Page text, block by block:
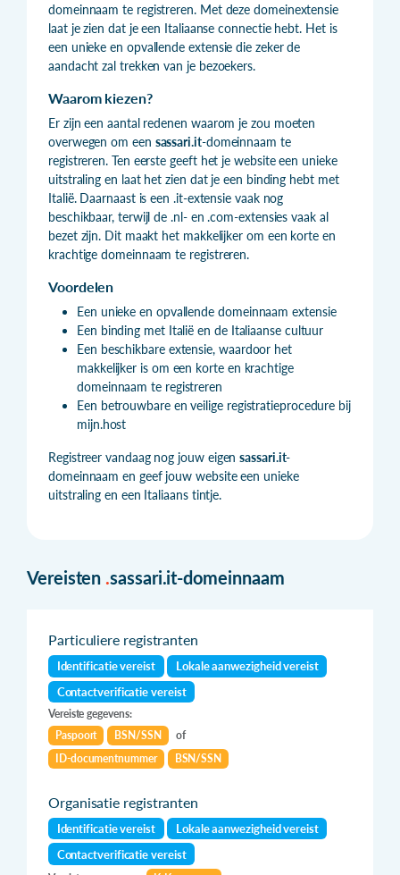
domeinnaam te registreren. Met deze domeinextensie
laat je zien dat je een Italiaanse connectie hebt. Het is
een unieke en opvallende extensie die zeker de
aandacht zal trekken van je bezoekers.
Waarom kiezen?
Er zijn een aantal redenen waarom je zou moeten
overwegen om een sassari.it-domeinnaam te
registreren. Ten eerste geeft het je website een unieke
uitstraling en laat het zien dat je een binding hebt met
Italië. Daarnaast is een .it-extensie vaak nog
beschikbaar, terwijl de .nl- en .com-extensies vaak al
bezet zijn. Dit maakt het makkelijker om een korte en
krachtige domeinnaam te registreren.
Voordelen
Een unieke en opvallende domeinnaam extensie
Een binding met Italië en de Italiaanse cultuur
Een beschikbare extensie, waardoor het
makkelijker is om een korte en krachtige
domeinnaam te registreren
Een betrouwbare en veilige registratieprocedure bij
mijn.host
Registreer vandaag nog jouw eigensassari.it-
domeinnaam en geef jouw website een unieke
uitstraling en een Italiaans tintje.
Vereisten .sassari.it-domeinnaam
Particuliere registranten
Identificatie vereist
Lokale aanwezigheid vereist
Contactverificatie vereist
Vereiste gegevens:
Paspoort
BSN/SSN
of
ID-documentnummer
BSN/SSN
Organisatie registranten
Identificatie vereist
Lokale aanwezigheid vereist
Contactverificatie vereist